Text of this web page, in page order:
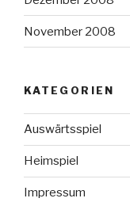
November 2008
KATEGORIEN
Auswärtsspiel
Heimspiel
Impressum